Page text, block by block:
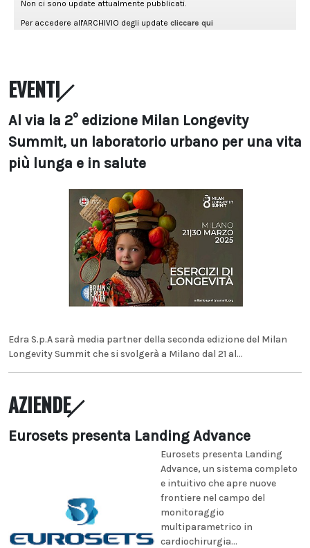
EVENTI
Al via la 2° edizione Milan Longevity
Summit, un laboratorio urbano per una vita
più lunga e in salute
Edra S.p.A sarà media partner della seconda edizione del Milan
Longevity Summit che si svolgerà a Milano dal 21 al...
AZIENDE
Eurosets presenta Landing Advance
Eurosets presenta Landing
Advance, un sistema completo
e intuitivo che apre nuove
frontiere nel campo del
monitoraggio
multiparametrico in
cardiochirurgia...